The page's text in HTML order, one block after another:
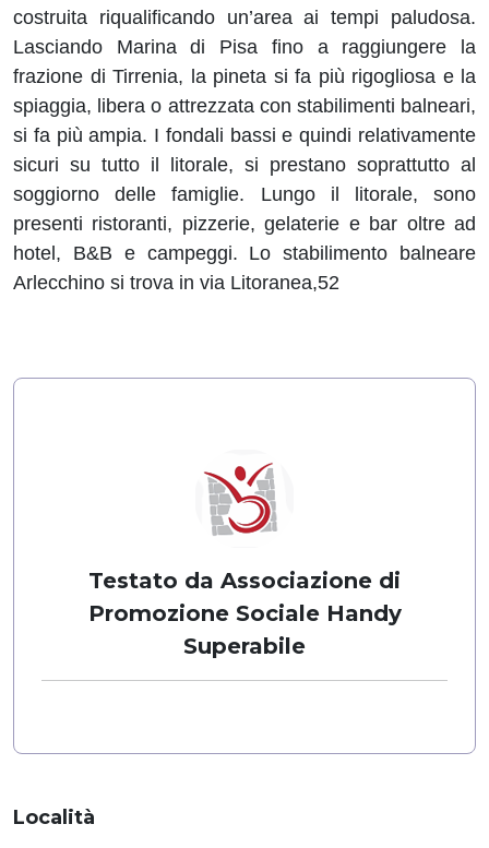
costruita riqualificando un’area ai tempi paludosa.
Lasciando Marina di Pisa fino a raggiungere la
frazione di Tirrenia, la pineta si fa più rigogliosa e la
spiaggia, libera o attrezzata con stabilimenti balneari,
si fa più ampia. I fondali bassi e quindi relativamente
sicuri su tutto il litorale, si prestano soprattutto al
soggiorno delle famiglie. Lungo il litorale, sono
presenti ristoranti, pizzerie, gelaterie e bar oltre ad
hotel, B&B e campeggi. Lo stabilimento balneare
Arlecchino si trova in via Litoranea,52
Testato da Associazione di
Promozione Sociale Handy
Superabile
Località